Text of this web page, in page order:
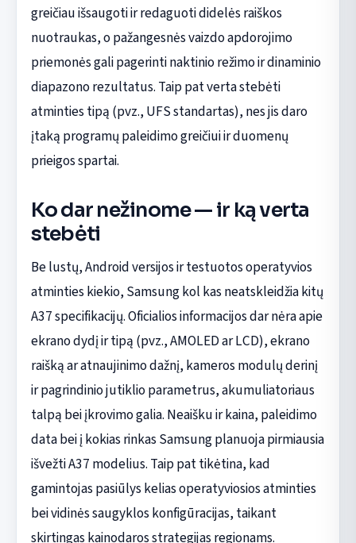
greičiau išsaugoti ir redaguoti didelės raiškos
nuotraukas, o pažangesnės vaizdo apdorojimo
priemonės gali pagerinti naktinio režimo ir dinaminio
diapazono rezultatus. Taip pat verta stebėti
atminties tipą (pvz., UFS standartas), nes jis daro
įtaką programų paleidimo greičiui ir duomenų
prieigos spartai.
Ko dar nežinome — ir ką verta
stebėti
Be lustų, Android versijos ir testuotos operatyvios
atminties kiekio, Samsung kol kas neatskleidžia kitų
A37 specifikacijų. Oficialios informacijos dar nėra apie
ekrano dydį ir tipą (pvz., AMOLED ar LCD), ekrano
raišką ar atnaujinimo dažnį, kameros modulų derinį
ir pagrindinio jutiklio parametrus, akumuliatoriaus
talpą bei įkrovimo galia. Neaišku ir kaina, paleidimo
data bei į kokias rinkas Samsung planuoja pirmiausia
išvežti A37 modelius. Taip pat tikėtina, kad
gamintojas pasiūlys kelias operatyviosios atminties
bei vidinės saugyklos konfigūracijas, taikant
skirtingas kainodaros strategijas regionams.